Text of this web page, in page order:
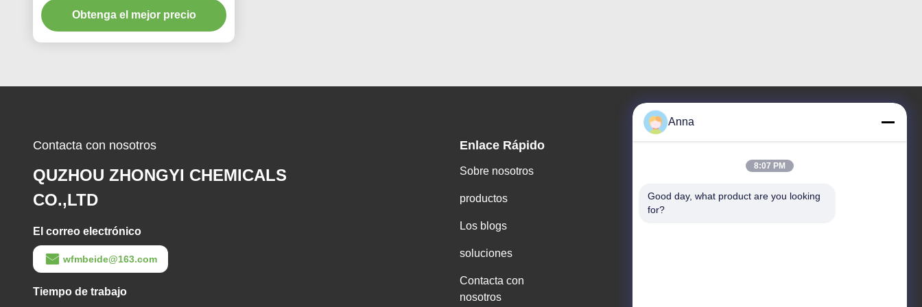
10KW
Obtenga el mejor precio
Contacta con nosotros
QUZHOU ZHONGYI CHEMICALS
CO.,LTD
El correo electrónico
wfmbeide@163.com
Tiempo de trabajo
Enlace Rápido
Sobre nosotros
productos
Los blogs
soluciones
Contacta con
nosotros
Nuestra dirección
Teléfono
Anna
8:07 PM
Good day, what product are you looking
for?